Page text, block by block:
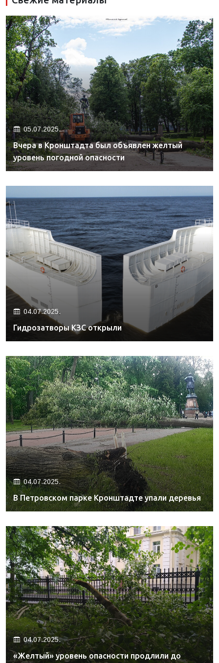
05.07.2025.
Вчера в Кронштадта был объявлен желтый
уровень погодной опасности
04.07.2025.
Гидрозатворы КЗС открыли
04.07.2025.
В Петровском парке Кронштадте упали деревья
04.07.2025.
«Желтый» уровень опасности продлили до